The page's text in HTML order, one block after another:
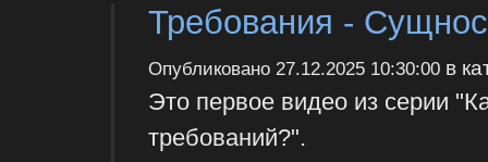
Требования -
Опубликовано 27.12.2025 10:30:00в
Это первое видео из серии
требований?".